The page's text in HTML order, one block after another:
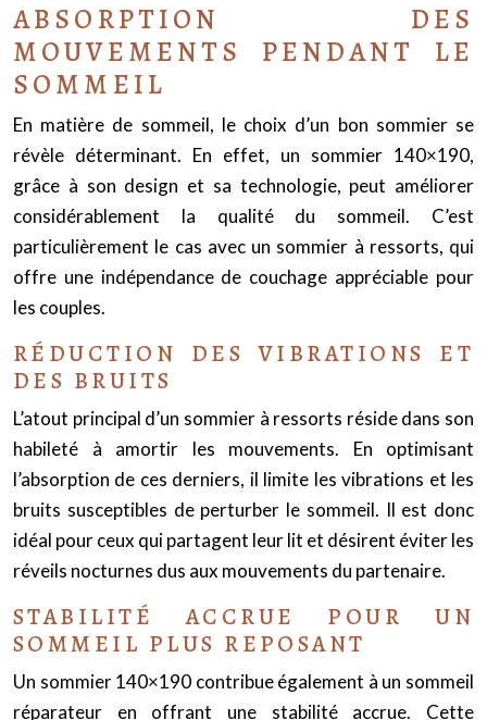
ABSORPTION DES
MOUVEMENTS PENDANT LE
SOMMEIL
En matière de sommeil, le choix d’un bon sommier se
révèle déterminant. En effet, un sommier 140×190,
grâce à son design et sa technologie, peut améliorer
considérablement la qualité du sommeil. C’est
particulièrement le cas avec un sommier à ressorts, qui
offre une indépendance de couchage appréciable pour
les couples.
RÉDUCTION DES VIBRATIONS ET
DES BRUITS
L’atout principal d’un sommier à ressorts réside dans son
habileté à amortir les mouvements. En optimisant
l’absorption de ces derniers, il limite les vibrations et les
bruits susceptibles de perturber le sommeil. Il est donc
idéal pour ceux qui partagent leur lit et désirent éviter les
réveils nocturnes dus aux mouvements du partenaire.
STABILITÉ ACCRUE POUR UN
SOMMEIL PLUS REPOSANT
Un sommier 140×190 contribue également à un sommeil
réparateur en offrant une stabilité accrue. Cette